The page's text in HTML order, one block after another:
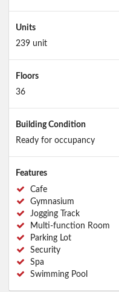
Units
239 unit
Floors
36
Building Condition
Ready for occupancy
Features
Cafe
Gymnasium
Jogging Track
Multi-function Room
Parking Lot
Security
Spa
Swimming Pool